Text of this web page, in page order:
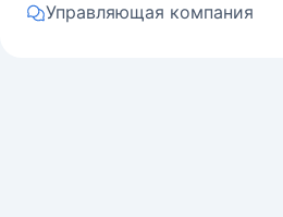
Управляющая компания